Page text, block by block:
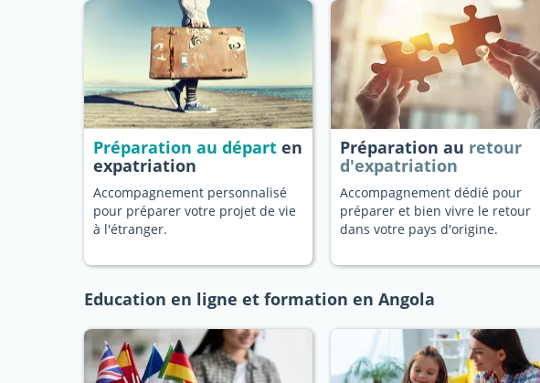
Préparation au départ en
expatriation
Accompagnement personnalisé
pour préparer votre projet de vie
à l'étranger.
Préparation au retour
d'expatriation
Accompagnement dédié pour
préparer et bien vivre le retour
dans votre pays d'origine.
Education en ligne et formation en Angola